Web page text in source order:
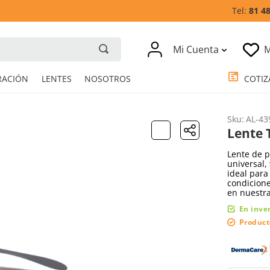
81
Mi Cuenta
Sku: AL-
Lente
Lente de
universal,
ideal
en
En